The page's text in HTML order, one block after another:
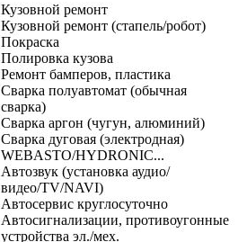
Кузовной ремонт
Кузовной ремонт (стапель/робот)
Покраска
Полировка кузова
Ремонт бамперов, пластика
Cварка полуавтомат (обычная
сварка)
Cварка аргон (чугун, алюминий)
Cварка дуговая (электродная)
WEBASTO/HYDRONIC...
Автозвук (установка аудио/
видео/TV/NAVI)
Автосервис круглосуточно
Автосигнализации, противоугонные
устройства эл./мех.